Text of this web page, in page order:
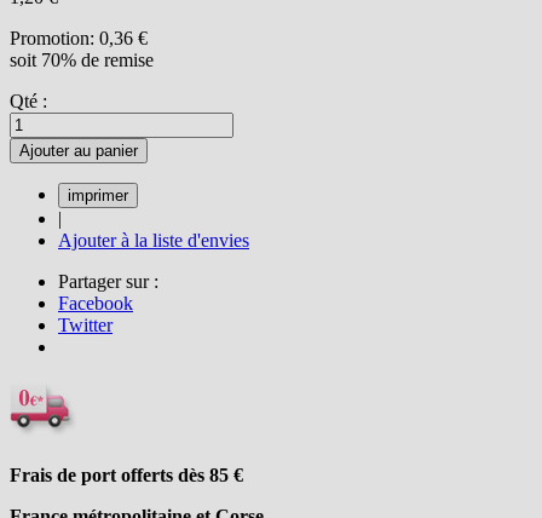
Promotion: 0,36 €
soit 70% de remise
Qté :
Ajouter au panier
|
Ajouter à la liste d'envies
Partager sur :
Facebook
Twitter
Frais de port offerts dès 85 €